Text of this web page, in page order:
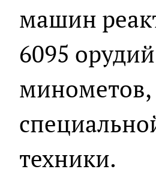
машин
6095
минометов,
техники.